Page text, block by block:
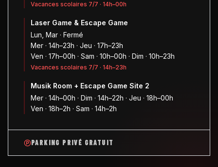
Vacances scolaires 7/7 · 14h–00h
Laser Game & Escape Game
Lun, Mar · Fermé
Mer · 14h–23h · Jeu · 17h–23h
Ven · 17h–00h · Sam · 10h–00h · Dim · 10h–23h
Vacances scolaires 7/7 · 14h–23h
Musik Room + Escape Game Site 2
Mer · 14h–00h · Dim · 14h–22h · Jeu · 18h–00h
Ven · 18h–2h · Sam · 14h–2h
PARKING PRIVÉ GRATUIT